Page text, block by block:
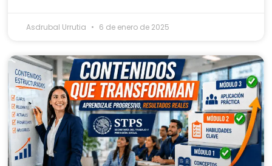
Asdrubal Urrutia 6 de enero de 2025